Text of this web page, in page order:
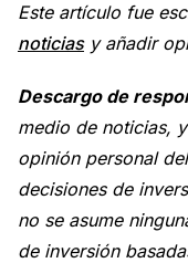
Este artículo fue
noticiasy añadir
Descargo de
medio de noticias,
opinión personal
decisiones de
no se asume
de inversión